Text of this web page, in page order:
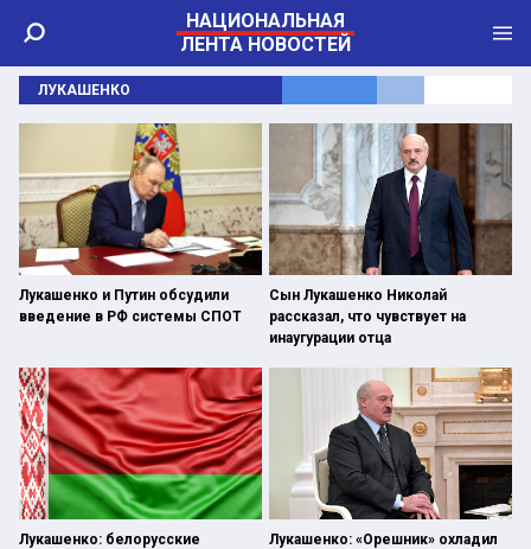
НАЦИОНАЛЬНАЯ
ЛЕНТА НОВОСТЕЙ
ЛУКАШЕНКО
Лукашенко и Путин обсудили
введение в РФ системы СПОТ
Сын Лукашенко Николай
рассказал, что чувствует на
инаугурации отца
Лукашенко: белорусские
Лукашенко: «Орешник» охладил